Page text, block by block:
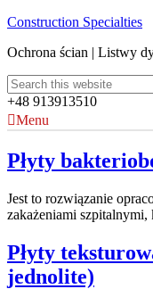
Construction Specialties
Ochrona ścian | Listwy
+48 913913510
Menu
Płyty
Jest to rozwiązanie
zakażeniami
Płyty
jednolite)